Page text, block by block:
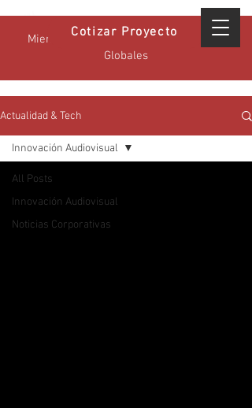
Miembro Certificado GPA - Estándares
Globales
Cotizar Proyecto
Actualidad & Tech
All Posts
Innovación Audiovisual
Noticias Corporativas
Innovación Audiovisual